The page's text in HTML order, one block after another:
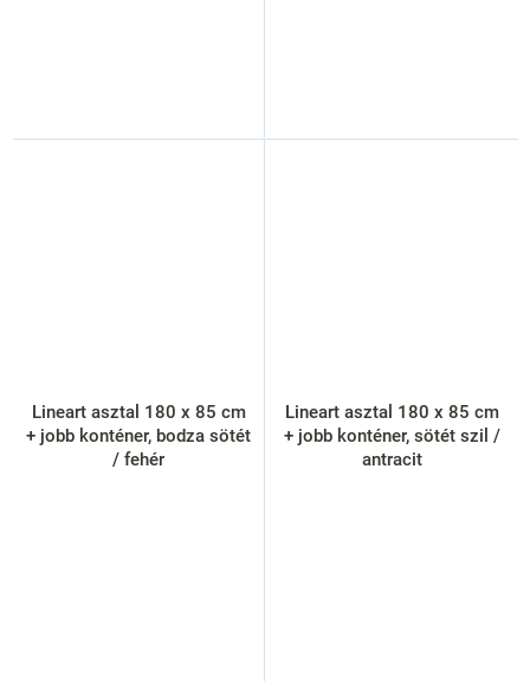
Lineart asztal 180 x 85 cm
+ jobb konténer, bodza sötét
/ fehér
Lineart asztal 180 x 85 cm
+ jobb konténer, sötét szil /
antracit